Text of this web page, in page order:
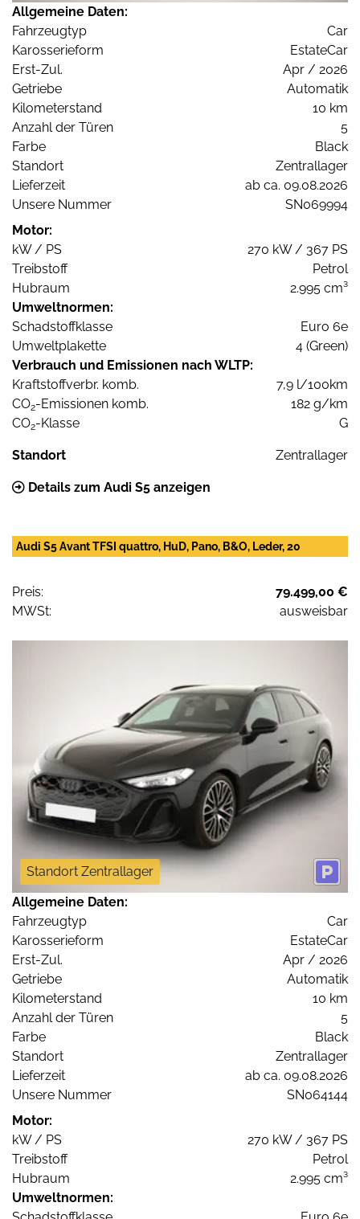
Allgemeine Daten:
Fahrzeugtyp
Car
Karosserieform
EstateCar
Erst-Zul.
Apr / 2026
Getriebe
Automatik
Kilometerstand
10 km
Anzahl der Türen
5
Farbe
Black
Standort
Zentrallager
Lieferzeit
ab ca. 09.08.2026
Unsere Nummer
SN069994
Motor:
kW / PS
270 kW / 367 PS
Treibstoff
Petrol
Hubraum
2.995 cm³
Umweltnormen:
Schadstoffklasse
Euro 6e
Umweltplakette
4 (Green)
Verbrauch und Emissionen nach WLTP:
Kraftstoffverbr. komb.
7,9 l/100km
CO2-Emissionen komb.
182 g/km
CO2-Klasse G
Standort Zentrallager
Details zum Audi S5 anzeigen
Audi S5 Avant TFSI quattro, HuD, Pano, B&O, Leder, 20
Preis:
79.499,00 €
MWSt:
ausweisbar
Standort Zentrallager
Allgemeine Daten:
Fahrzeugtyp
Car
Karosserieform
EstateCar
Erst-Zul.
Apr / 2026
Getriebe
Automatik
Kilometerstand
10 km
Anzahl der Türen
5
Farbe
Black
Standort
Zentrallager
Lieferzeit
ab ca. 09.08.2026
Unsere Nummer
SN064144
Motor:
kW / PS
270 kW / 367 PS
Treibstoff
Petrol
Hubraum
2.995 cm³
Umweltnormen: